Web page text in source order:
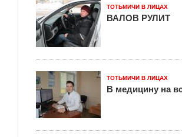
ТОТЬМИЧИ В ЛИЦАХ
ВАЛОВ РУЛИТ
ТОТЬМИЧИ В ЛИЦАХ
В медицину на